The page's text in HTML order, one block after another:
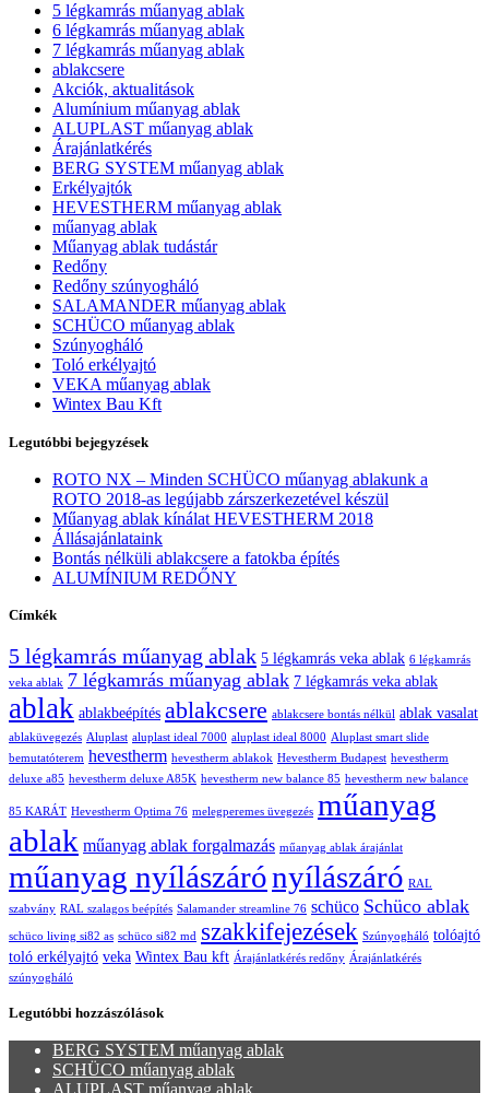
5 légkamrás műanyag ablak
6 légkamrás műanyag ablak
7 légkamrás műanyag ablak
ablakcsere
Akciók, aktualitások
Alumínium műanyag ablak
ALUPLAST műanyag ablak
Árajánlatkérés
BERG SYSTEM műanyag ablak
Erkélyajtók
HEVESTHERM műanyag ablak
műanyag ablak
Műanyag ablak tudástár
Redőny
Redőny szúnyogháló
SALAMANDER műanyag ablak
SCHÜCO műanyag ablak
Szúnyogháló
Toló erkélyajtó
VEKA műanyag ablak
Wintex Bau Kft
Legutóbbi bejegyzések
ROTO NX – Minden SCHÜCO műanyag ablakunk a
ROTO 2018-as legújabb zárszerkezetével készül
Műanyag ablak kínálat HEVESTHERM 2018
Állásajánlataink
Bontás nélküli ablakcsere a fatokba építés
ALUMÍNIUM REDŐNY
Címkék
5 légkamrás műanyag ablak 5 légkamrás veka ablak 6 légkamrás
veka ablak 7 légkamrás műanyag ablak 7 légkamrás veka ablak
ablak ablakbeépítés ablakcsere ablakcsere bontás nélkül ablak vasalat
ablaküvegezés Aluplast aluplast ideal 7000 aluplast ideal 8000 Aluplast smart slide
bemutatóterem hevestherm hevestherm ablakok Hevestherm Budapest hevestherm
deluxe a85 hevestherm deluxe A85K hevestherm new balance 85 hevestherm new balance
85 KARÁT Hevestherm Optima 76 melegperemes üvegezés műanyag
ablak műanyag ablak forgalmazás műanyag ablak árajánlat
műanyag nyílászárónyílászáró RAL
szabvány RAL szalagos beépítés Salamander streamline 76 schüco Schüco ablak
schüco living si82 as schüco si82 md szakkifejezések Szúnyogháló tolóajtó
toló erkélyajtó veka Wintex Bau kft Árajánlatkérés redőny Árajánlatkérés
szúnyogháló
Legutóbbi hozzászólások
BERG SYSTEM műanyag ablak
SCHÜCO műanyag ablak
ALUPLAST műanyag ablak